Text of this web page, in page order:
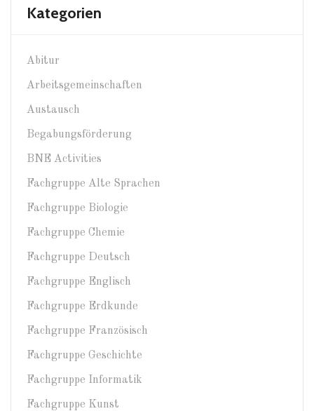
Kategorien
Abitur
Arbeitsgemeinschaften
Austausch
Begabungsförderung
BNE Activities
Fachgruppe Alte Sprachen
Fachgruppe Biologie
Fachgruppe Chemie
Fachgruppe Deutsch
Fachgruppe Englisch
Fachgruppe Erdkunde
Fachgruppe Französisch
Fachgruppe Geschichte
Fachgruppe Informatik
Fachgruppe Kunst